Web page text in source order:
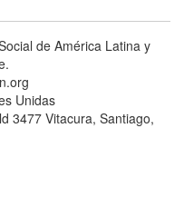
de América Latina y
Unidas
3477 Vitacura, Santiago,